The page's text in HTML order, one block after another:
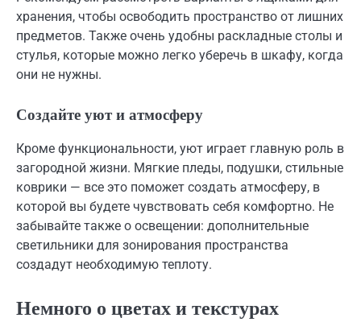
хранения, чтобы освободить пространство от лишних
предметов. Также очень удобны раскладные столы и
стулья, которые можно легко уберечь в шкафу, когда
они не нужны.
Создайте уют и атмосферу
Кроме функциональности, уют играет главную роль в
загородной жизни. Мягкие пледы, подушки, стильные
коврики — все это поможет создать атмосферу, в
которой вы будете чувствовать себя комфортно. Не
забывайте также о освещении: дополнительные
светильники для зонирования пространства
создадут необходимую теплоту.
Немного о цветах и текстурах